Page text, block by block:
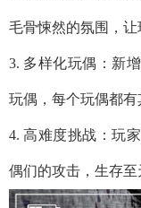
毛骨悚然的氛围，让
3. 多样化玩偶：新
玩偶，每个玩偶都有
4. 高难度挑战：玩
偶们的攻击，生存至